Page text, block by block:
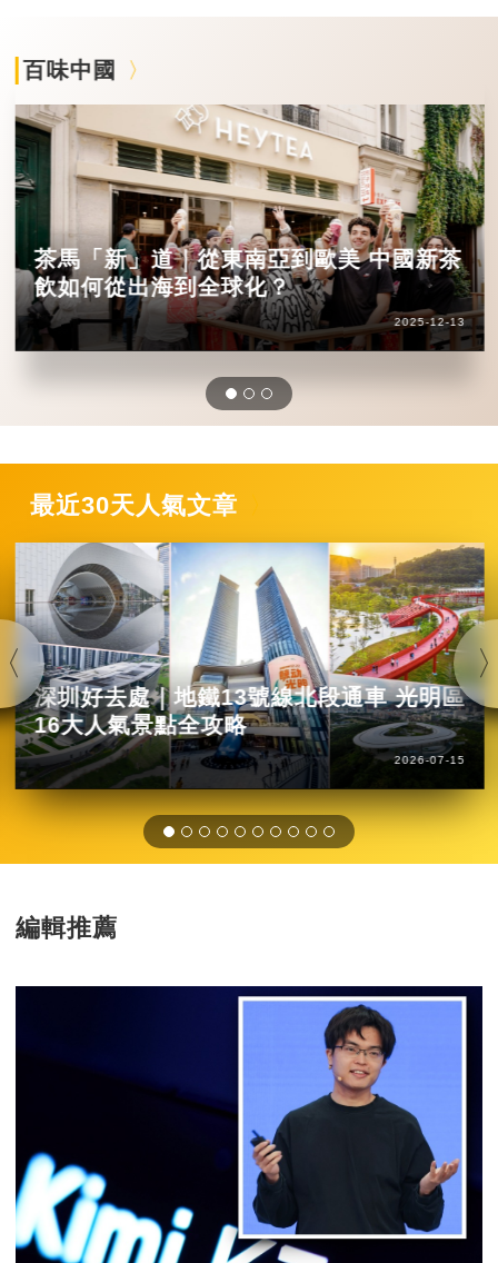
百味中國
茶馬「新」道｜從東南亞到歐美 中國新茶
飲如何從出海到全球化？
2025-12-13
最近30天人氣文章
深圳好去處｜地鐵13號線北段通車 光明區
16大人氣景點全攻略
2026-07-15
編輯推薦